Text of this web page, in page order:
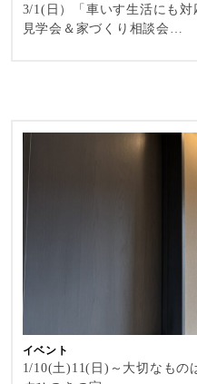
3/1(日）「車いす生活にも
見学会＆家づくり相談会…
イベント
1/10(土)11(日)～大切なもの